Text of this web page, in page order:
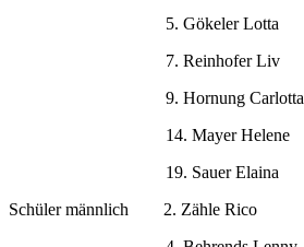
5. Gökeler Lotta
7. Reinhofer Liv
9. Hornung Carlotta
14. Mayer Helene
19. Sauer Elaina
Schüler männlich 2. Zähle Rico